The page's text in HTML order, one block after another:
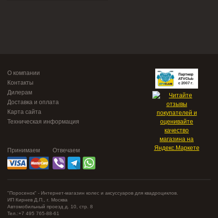
О компании
Контакты
Дилерам
Доставка и оплата
Карта сайта
Техническая информация
Принимаем Отвечаем
"Поросенок" - Интернет-магазин колес и аксуссуаров для квадроциклов.
ИП Кирнев Д.П., г. Москва
Автомобильный проезд д. 10, стр. 8
Тел.:+7 495 765-88-61